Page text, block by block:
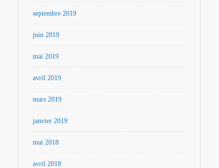
septembre 2019
juin 2019
mai 2019
avril 2019
mars 2019
janvier 2019
mai 2018
avril 2018